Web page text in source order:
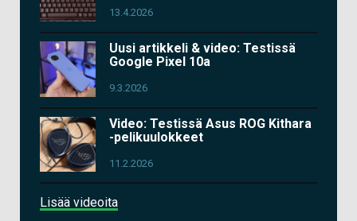
13.4.2026
Uusi artikkeli & video: Testissä
Google Pixel 10a
9.3.2026
Video: Testissä Asus ROG Kithara
-pelikuulokkeet
11.2.2026
Lisää videoita